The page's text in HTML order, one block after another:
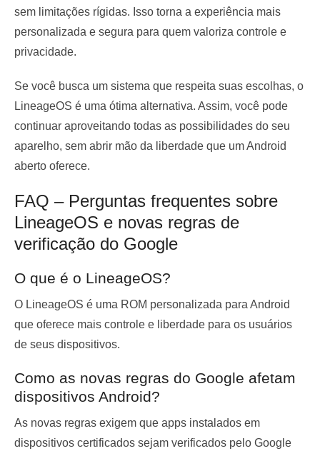
sem limitações rígidas. Isso torna a experiência mais
personalizada e segura para quem valoriza controle e
privacidade.
Se você busca um sistema que respeita suas escolhas, o
LineageOS é uma ótima alternativa. Assim, você pode
continuar aproveitando todas as possibilidades do seu
aparelho, sem abrir mão da liberdade que um Android
aberto oferece.
FAQ – Perguntas frequentes sobre
LineageOS e novas regras de
verificação do Google
O que é o LineageOS?
O LineageOS é uma ROM personalizada para Android
que oferece mais controle e liberdade para os usuários
de seus dispositivos.
Como as novas regras do Google afetam
dispositivos Android?
As novas regras exigem que apps instalados em
dispositivos certificados sejam verificados pelo Google